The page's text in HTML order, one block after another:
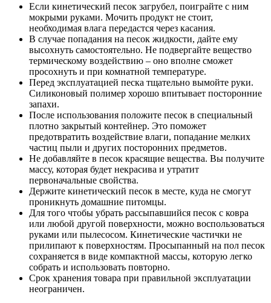
Если кинетический песок загрубел, поиграйте с ним
мокрыми руками. Мочить продукт не стоит,
необходимая влага передастся через касания.
В случае попадания на песок жидкости, дайте ему
высохнуть самостоятельно. Не подвергайте вещество
термическому воздействию – оно вполне сможет
просохнуть и при комнатной температуре.
Перед эксплуатацией песка тщательно вымойте руки.
Силиконовый полимер хорошо впитывает посторонние
запахи.
После использования положите песок в специальный
плотно закрытый контейнер. Это поможет
предотвратить воздействие влаги, попадание мелких
частиц пыли и других посторонних предметов.
Не добавляйте в песок красящие вещества. Вы получите
массу, которая будет некрасива и утратит
первоначальные свойства.
Держите кинетический песок в месте, куда не смогут
проникнуть домашние питомцы.
Для того чтобы убрать рассыпавшийся песок с ковра
или любой другой поверхности, можно воспользоваться
руками или пылесосом. Кинетические частички не
прилипают к поверхностям. Просыпанный на пол песок
сохраняется в виде компактной массы, которую легко
собрать и использовать повторно.
Срок хранения товара при правильной эксплуатации
неограничен.